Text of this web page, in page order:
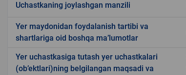
Uchastkaning joylashgan manzili
Yer maydonidan foydalanish tartibi va
shartlariga oid boshqa ma’lumotlar
Yer uchastkasiga tutash yer uchastkalari
(ob’ektlari)ning belgilangan maqsadi va